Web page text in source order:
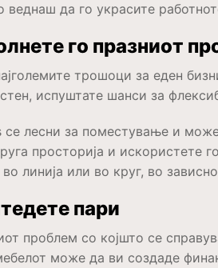
веднаш да го украсите
го празниот
трошоци за еден
испуштате шанси за
се лесни за поместување и
просторија и искористете
линија или во круг, во
пари
проблем со којшто се
може да ви создаде